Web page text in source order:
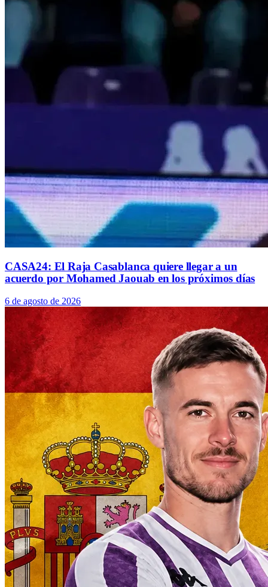
CASA24: El Raja Casablanca quiere llegar a un
acuerdo por Mohamed Jaouab en los próximos días
6 de agosto de 2026